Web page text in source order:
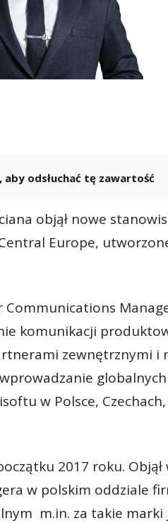
aby odsłuchać tę zawartość
objął nowe
Europe,
komunikacji
zewnętrznymi i
w Polsce, Czechach,
2017 roku. Objął
w polskim oddziale
m.in. za takie marki